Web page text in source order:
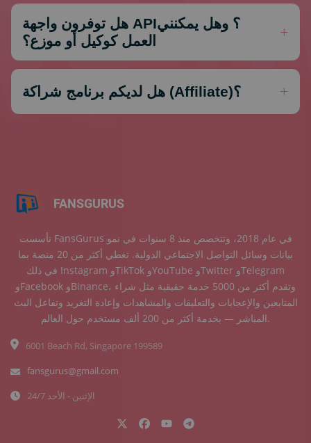
هل توفرون واجهة API؟ وهل يمكنني
العمل كوكيل أو موزع؟
هل لديكم برنامج شراكة (Affiliate)؟
FANSGURUS
تأسست FansGurus في عام 2018، وتتخصص منذ 8 سنوات في نمو
بيانات وسائل التواصل الاجتماعي الدولية. تغطي أكثر من 20 منصة بما
في ذلك Instagram وTikTok وYouTube وTwitter وTelegram
وFacebook وBinance، وتقدم أكثر من 5000 خدمة حقيقية مثل شراء
المتابعين والإعجابات والتعليقات والمشاهدات وإعادة التغريد وتفاعل البث
المباشر — بخدمة أكثر من 200 ألف مستخدم حول العالم.
6001 Beach Rd, Singapore 199589
fansgurus@gmail.com
24/7 الإثنين - الأحد